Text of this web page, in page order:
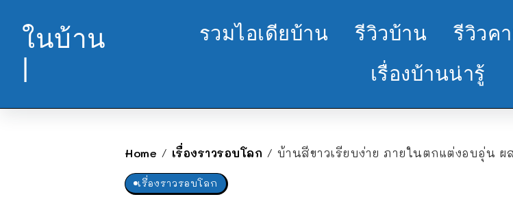
ในบ้าน
|
รวมไอเดียบ้าน รีวิวบ้าน รีวิวคา
เรื่องบ้านน่ารู้
Home / เรื่องราวรอบโลก / บ้านสีขาวเรียบง่าย ภายในตกแต่งอบอุ่น
เรื่องราวรอบโลก